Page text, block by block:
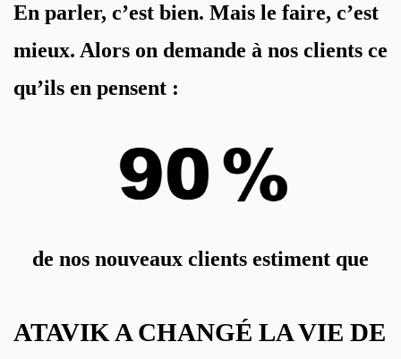
En parler, c’est bien. Mais le faire, c’est
mieux. Alors on demande à nos clients ce
qu’ils en pensent :
de nos nouveaux clients estiment que
ATAVIK A CHANGÉ LA VIE DE